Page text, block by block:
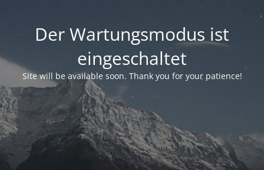
Der Wartungsmodus ist
eingeschaltet
Site will be available soon. Thank you for your patience!